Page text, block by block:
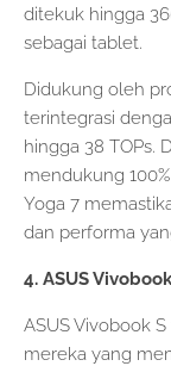
ditekuk hingga
sebagai tablet.
Didukung oleh
terintegrasi
hingga 38 TOPs.
mendukung
Yoga 7
dan performa
4. ASUS
ASUS Vivobook
mereka yang